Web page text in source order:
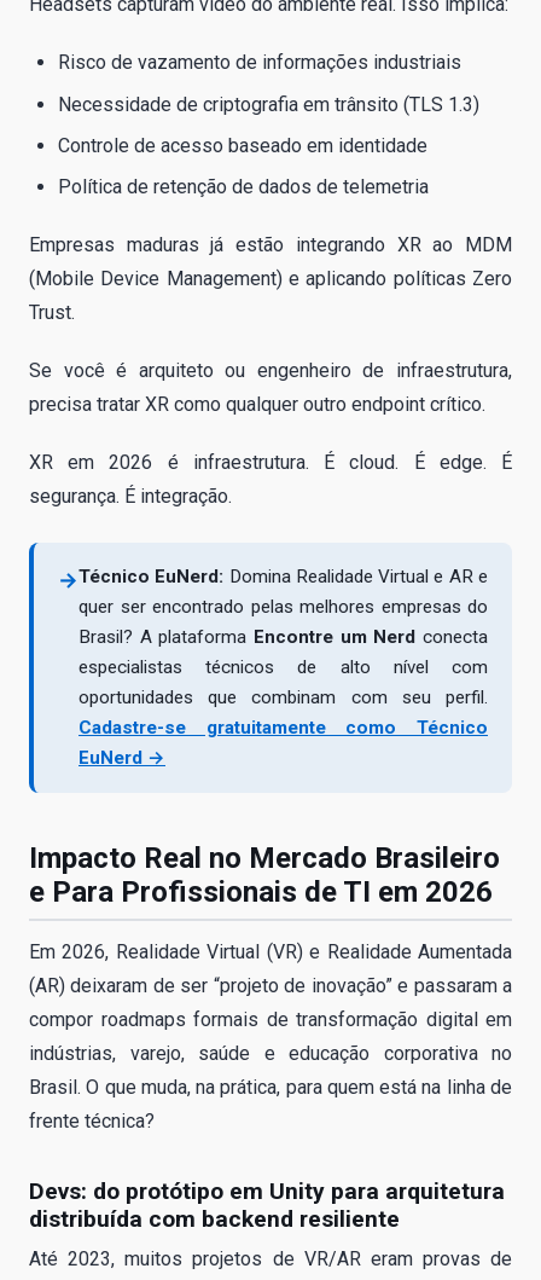
Risco de vazamento de informações industriais
Necessidade de criptografia em trânsito (TLS 1.3)
Controle de acesso baseado em identidade
Política de retenção de dados de telemetria
Empresas maduras já estão integrando XR ao MDM
(Mobile Device Management) e aplicando políticas Zero
Trust.
Se você é arquiteto ou engenheiro de infraestrutura,
precisa tratar XR como qualquer outro endpoint crítico.
XR em 2026 é infraestrutura. É cloud. É edge. É
segurança. É integração.
→Técnico EuNerd: Domina Realidade Virtual e AR e
quer ser encontrado pelas melhores empresas do
Brasil? A plataforma Encontre um Nerd conecta
especialistas técnicos de alto nível com
oportunidades que combinam com seu perfil.
Cadastre-se gratuitamente como Técnico
EuNerd →
Impacto Real no Mercado Brasileiro
e Para Profissionais de TI em 2026
Em 2026, Realidade Virtual (VR) e Realidade Aumentada
(AR) deixaram de ser “projeto de inovação” e passaram a
compor roadmaps formais de transformação digital em
indústrias, varejo, saúde e educação corporativa no
Brasil. O que muda, na prática, para quem está na linha de
frente técnica?
Devs: do protótipo em Unity para arquitetura
distribuída com backend resiliente
Até 2023, muitos projetos de VR/AR eram provas de